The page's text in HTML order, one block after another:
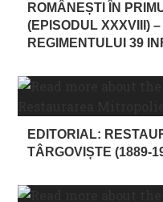
ROMÂNEȘTI ÎN
(EPISODUL XXXVIII)
REGIMENTULUI 39
EDITORIAL:
TÂRGOVIȘTE (1889-